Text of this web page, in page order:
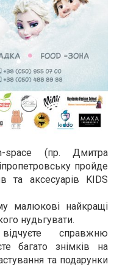
(пр. Дмитра
пройде
та аксесуарів KIDS
малюкові найкращі
нудьгувати.
справжню
багато знімків на
та подарунки